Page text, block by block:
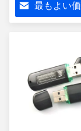
最もよい